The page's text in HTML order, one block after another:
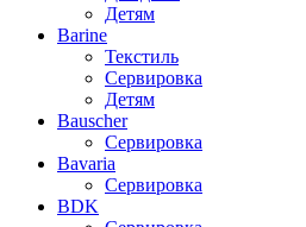
Детям
Barine
Текстиль
Сервировка
Детям
Bauscher
Сервировка
Bavaria
Сервировка
BDK